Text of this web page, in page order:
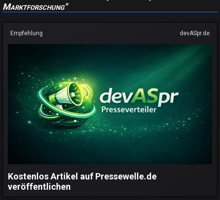
Marktforschung"
Empfehlung devASpr.de
Kostenlos Artikel auf Pressewelle.de
veröffentlichen